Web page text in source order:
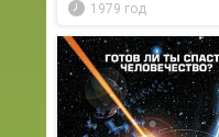
1979 год